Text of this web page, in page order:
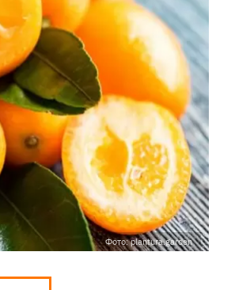
Фото: plantura.garden